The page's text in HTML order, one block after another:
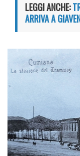
LEGGI ANCHE:
ARRIVA A